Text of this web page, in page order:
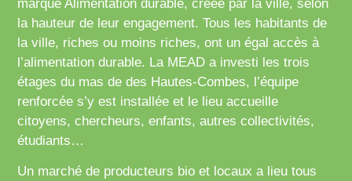
marque Alimentation durable, créée par la ville, selon
la hauteur de leur engagement. Tous les habitants de
la ville, riches ou moins riches, ont un égal accès à
l’alimentation durable. La MEAD a investi les trois
étages du mas de des Hautes-Combes, l’équipe
renforcée s’y est installée et le lieu accueille
citoyens, chercheurs, enfants, autres collectivités,
étudiants…
Un marché de producteurs bio et locaux a lieu tous